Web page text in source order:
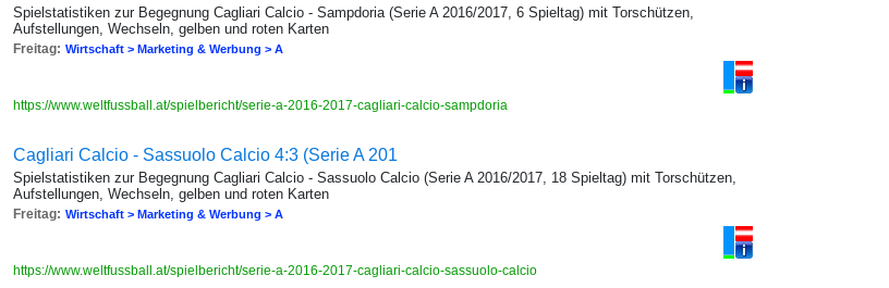
Spielstatistiken zur Begegnung Cagliari Calcio - Sampdoria (Serie A 2016/2017, 6 Spieltag) mit Torschützen,
Aufstellungen, Wechseln, gelben und roten Karten
Freitag: Wirtschaft > Marketing & Werbung > A
https://www.weltfussball.at/spielbericht/serie-a-2016-2017-cagliari-calcio-sampdoria
Cagliari Calcio - Sassuolo Calcio 4:3 (Serie A 201
Spielstatistiken zur Begegnung Cagliari Calcio - Sassuolo Calcio (Serie A 2016/2017, 18 Spieltag) mit Torschützen,
Aufstellungen, Wechseln, gelben und roten Karten
Freitag: Wirtschaft > Marketing & Werbung > A
https://www.weltfussball.at/spielbericht/serie-a-2016-2017-cagliari-calcio-sassuolo-calcio